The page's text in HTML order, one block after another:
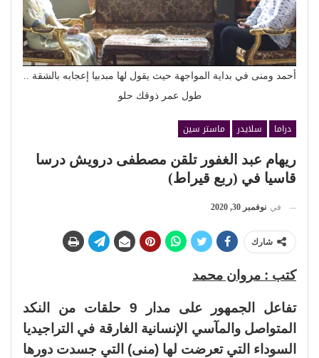
أحمد ومنى في بداية المواجهة حيث يقول لها مبدبيا إعجابه بالشقة ..
طول عمر ذوقك حلو
دراما سلايدر
ماستر سين
ريهام عبد الغفور تلقن مصطفى درويش درسا
قاسيا في (ربع قيراط)
في نوفمبر 30, 2020
شارك
كتب : مروان محمد
تفاعل الجمهور على مدار 9 حلقات من النكد
المتواصل والمآسي الإنسانية الغارقة في التراجيديا
السوداء التي تعرضت لها (منى) التي جسدت دورها